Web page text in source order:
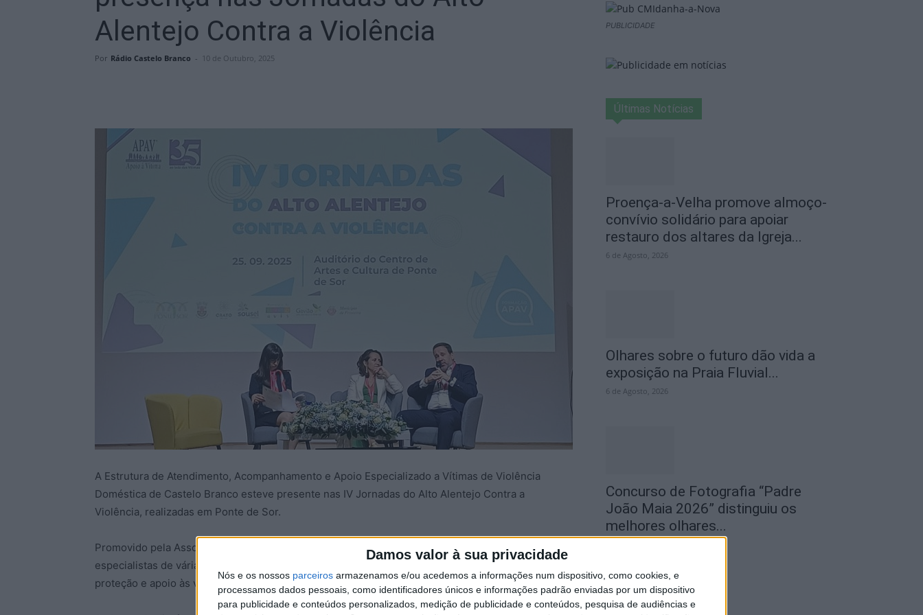
Damos valor à sua privacidade
Nós e os nossos parceiros armazenamos e/ou acedemos a informações num dispositivo, como cookies, e
processamos dados pessoais, como identificadores únicos e informações padrão enviadas por um dispositivo
para publicidade e conteúdos personalizados, medição de publicidade e conteúdos, pesquisa de audiências e
Alentejo Contra a Violência
Por Rádio Castelo Branco - 10 de Outubro, 2025
A Estrutura de Atendimento, Acompanhamento e Apoio Especializado a Vítimas de Violência
Doméstica de Castelo Branco esteve presente nas IV Jornadas do Alto Alentejo Contra a
Violência, realizadas em Ponte de Sor.
Promovido pela Associação Portuguesa de Apoio à Vítima, o evento reuniu profissionais e
especialistas de várias áreas para refletir sobre diferentes formas de violência e os desafios na
proteção e apoio às vítimas.
PUBLICIDADE
Últimas Notícias
Proença-a-Velha promove almoço-
convívio solidário para apoiar
restauro dos altares da Igreja...
6 de Agosto, 2026
Olhares sobre o futuro dão vida a
exposição na Praia Fluvial...
6 de Agosto, 2026
Concurso de Fotografia “Padre
João Maia 2026” distinguiu os
melhores olhares...